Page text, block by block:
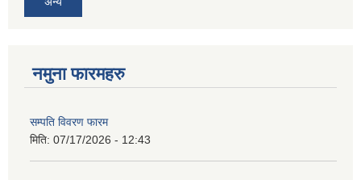
नमुना फारमहरु
सम्पति विवरण फारम
मिति: 07/17/2026 - 12:43